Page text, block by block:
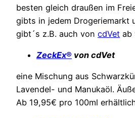
besten gleich draußen im
gibts in jedem Drogeriemarkt
gibt´s z.B. auch von cdVet ab
ZeckEx® von cdVet
eine Mischung aus
Lavendel- und Manukaöl.
Ab 19,95€ pro 100ml